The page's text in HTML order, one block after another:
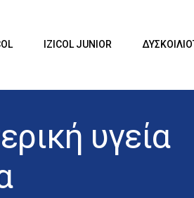
IZICOL JUNIOR
υγεία